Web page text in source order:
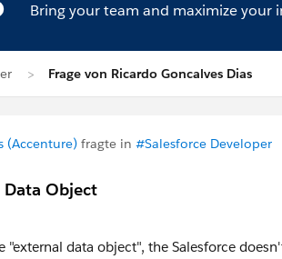
Bring your team and maximize your
Frage von Ricardo Goncalves Dias
(Accenture) fragte in #Salesforce Developer
Data Object
"external data object", the Salesforce